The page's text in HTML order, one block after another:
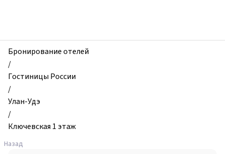
и
квартиры,
Ключевская
этаж,
Улан-
Удэ,
Россия
Бронирование отелей
/
Гостиницы России
/
Улан-Удэ
/
Ключевская 1 этаж
Назад